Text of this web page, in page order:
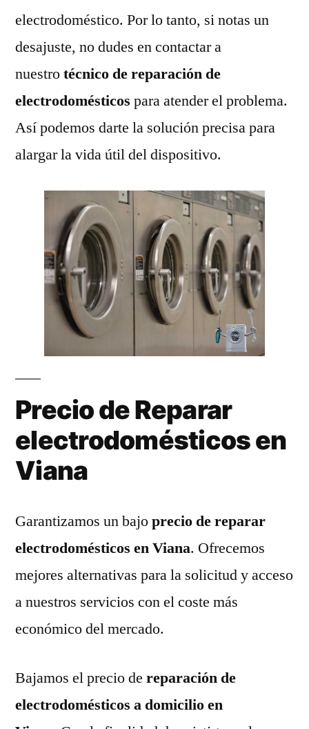
electrodoméstico. Por lo tanto, si notas un
desajuste, no dudes en contactar a
nuestrotécnico de reparación de
electrodomésticos para atender el problema.
Así podemos darte la solución precisa para
alargar la vida útil del dispositivo.
Precio de Reparar
electrodomésticos en
Viana
Garantizamos un bajoprecio de reparar
electrodomésticos en Viana. Ofrecemos
mejores alternativas para la solicitud y acceso
a nuestros servicios con el coste más
económico del mercado.
Bajamos el precio de reparación de
electrodomésticos a domicilio en